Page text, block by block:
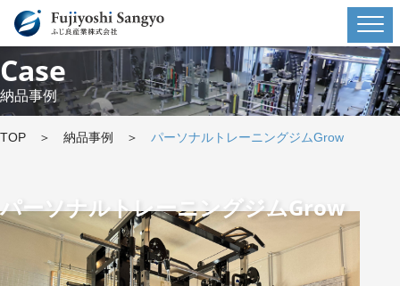
Case
納品事例
TOP ＞ 納品事例 ＞ パーソナルトレーニングジムGrow
パーソナルトレーニングジムGrow